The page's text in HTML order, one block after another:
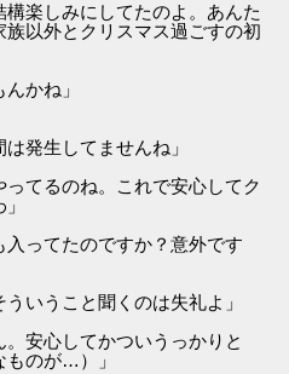
楽しみにしてたのよ。あんた
以外とクリスマス過ごすの初
かね」
発生してませんね」
てるのね。これで安心してク
ってたのですか？意外です
いうこと聞くのは失礼よ」
安心してかついうっかりと
ものが…）」